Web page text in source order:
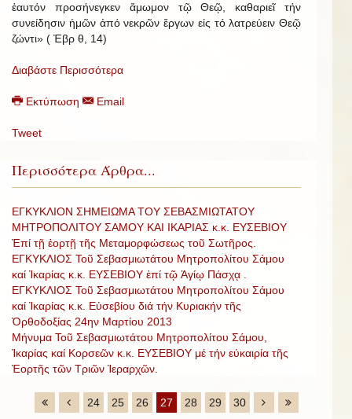
ἑαυτόν προσήνεγκεν ἄμωμον τῷ Θεῷ, καθαριεῖ τήν
συνείδησιν ἡμῶν ἀπό νεκρῶν ἔργων εἰς τό λατρεύειν Θεῷ
ζώντι» ( Ἐβρ θ, 14)
Διαβάστε Περισσότερα
Εκτύπωση Email
Tweet
Περισσότερα Άρθρα...
ΕΓΚΥΚΛΙΟΝ ΣΗΜΕΙΩΜΑ ΤΟΥ ΣΕΒΑΣΜΙΩΤΑΤΟΥ
ΜΗΤΡΟΠΟΛΙΤΟΥ ΣΑΜΟΥ ΚΑΙ ΙΚΑΡΙΑΣ κ.κ. ΕΥΣΕΒΙΟΥ
Ἐπί τῇ ἑορτῇ τῆς Μεταμορφώσεως τοῦ Σωτῆρος.
ΕΓΚΥΚΛΙΟΣ Τοῦ Σεβασμιωτάτου Μητροπολίτου Σάμου
καί Ἰκαρίας κ.κ. ΕΥΣΕΒΙΟΥ ἐπί τῷ Ἁγίῳ Πάσχᾳ .
ΕΓΚΥΚΛΙΟΣ Τοῦ Σεβασμιωτάτου Μητροπολίτου Σάμου
καί Ἰκαρίας κ.κ. Εὐσεβίου διά τήν Κυριακήν τῆς
Ὀρθοδοξίας 24ην Μαρτίου 2013
Μήνυμα Τοῦ Σεβασμιωτάτου Μητροπολίτου Σάμου,
Ἰκαρίας καί Κορσεῶν κ.κ. ΕΥΣΕΒΙΟΥ μέ τήν εὐκαιρία τῆς
Ἑορτῆς τῶν Τριῶν Ἱεραρχῶν.
24 25 26 27 28 29 30